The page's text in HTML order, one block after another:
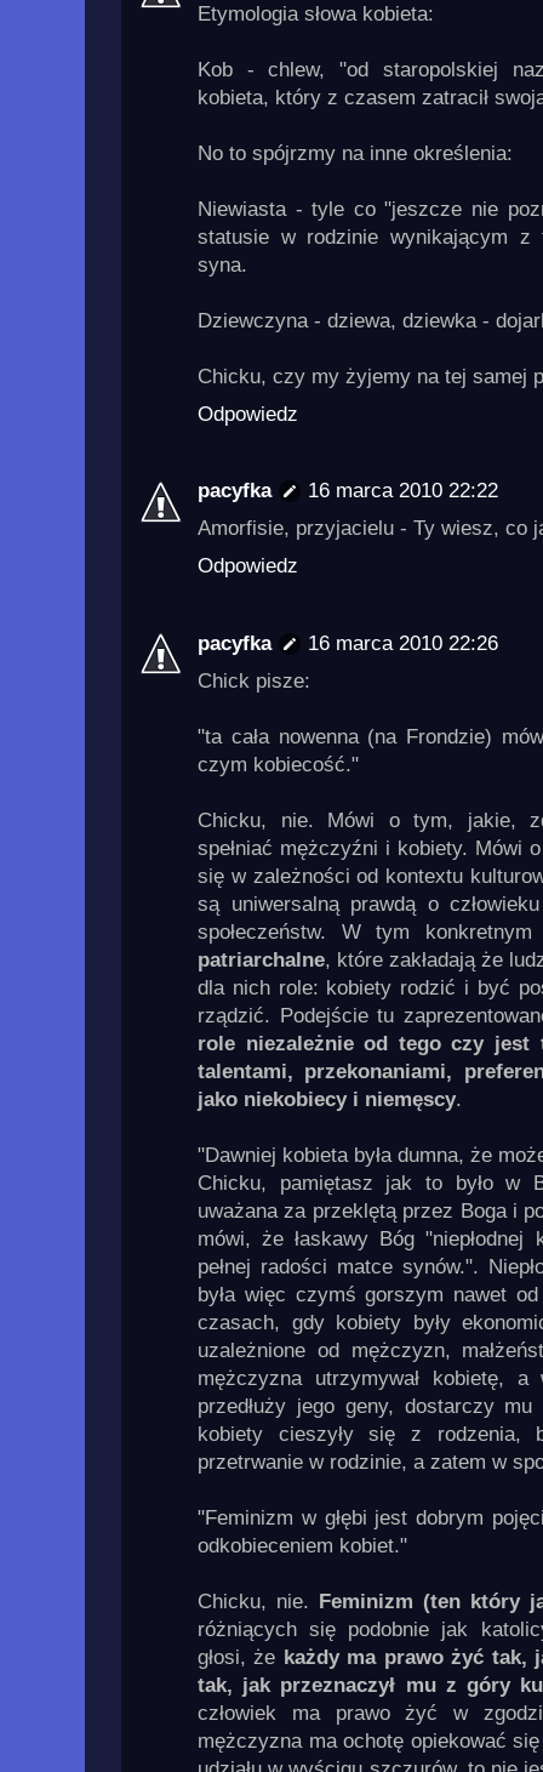
Etymologia słowa kobieta:
Kob - chlew, "od staropolskiej
kobieta, który z czasem zatracił
No to spójrzmy na inne określenia:
Niewiasta - tyle co "jeszcze nie
statusie w rodzinie wynikającym z
syna.
Dziewczyna - dziewa, dziewka -
Chicku, czy my żyjemy na tej samej
Odpowiedz
pacyfka
16 marca 2010 22:22
Amorfisie, przyjacielu - Ty wiesz, co
Odpowiedz
pacyfka
16 marca 2010 22:26
Chick pisze:
"ta cała nowenna (na Frondzie)
czym kobiecość."
Chicku, nie. Mówi o tym, jakie,
spełniać mężczyźni i kobiety. Mówi
się w zależności od kontextu
są uniwersalną prawdą o
społeczeństw. W tym
patriarchalne, które zakładają że
dla nich role: kobiety rodzić i być
rządzić. Podejście tu
role niezależnie od tego czy
talentami, przekonaniami,
jako niekobiecy i niemęscy.
"Dawniej kobieta była dumna, że
Chicku, pamiętasz jak to było w
uważana za przeklętą przez Boga i
mówi, że łaskawy Bóg
pełnej radości matce synów.".
była więc czymś gorszym nawet
czasach, gdy kobiety były
uzależnione od mężczyzn,
mężczyzna utrzymywał kobietę,
przedłuży jego geny, dostarczy
kobiety cieszyły się z rodzenia,
przetrwanie w rodzinie, a zatem w
"Feminizm w głębi jest dobrym
odkobieceniem kobiet."
Chicku, nie. Feminizm (ten który
różniących się podobnie jak
głosi, że każdy ma prawo żyć tak,
tak, jak przeznaczył mu z góry
człowiek ma prawo żyć w
mężczyzna ma ochotę opiekować